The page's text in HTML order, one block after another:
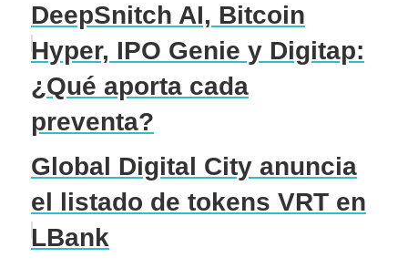
DeepSnitch AI, Bitcoin
Hyper, IPO Genie y Digitap:
¿Qué aporta cada
preventa?
Global Digital City anuncia
el listado de tokens VRT en
LBank